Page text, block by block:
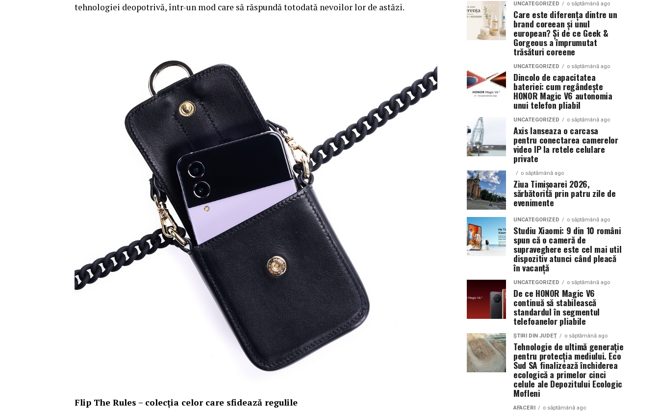
tehnologiei deopotrivă, într-un mod care să răspundă totodată nevoilor lor de astăzi.
Flip The Rules – colecția celor care sfidează regulile
UNCATEGORIZED o săptămână ago
Care este diferența dintre un
brand coreean și unul
european? Și de ce Geek &
Gorgeous a împrumutat
trăsături coreene
UNCATEGORIZED o săptămână ago
Dincolo de capacitatea
bateriei: cum regândește
HONOR Magic V6 autonomia
unui telefon pliabil
UNCATEGORIZED o săptămână ago
Axis lanseaza o carcasa
pentru conectarea camerelor
video IP la retele celulare
private
o săptămână ago
Ziua Timișoarei 2026,
sărbătorită prin patru zile de
evenimente
UNCATEGORIZED o săptămână ago
Studiu Xiaomi: 9 din 10 români
spun că o cameră de
supraveghere este cel mai util
dispozitiv atunci când pleacă
în vacanță
UNCATEGORIZED o săptămână ago
De ce HONOR Magic V6
continuă să stabilească
standardul în segmentul
telefoanelor pliabile
ȘTIRI DIN JUDEȚ o săptămână ago
Tehnologie de ultimă generație
pentru protecția mediului. Eco
Sud SA finalizează închiderea
ecologică a primelor cinci
celule ale Depozitului Ecologic
Mofleni
AFACERI o săptămână ago